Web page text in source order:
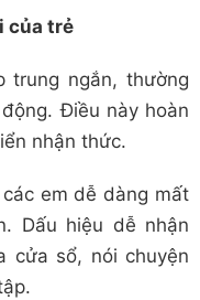
của trẻ
trung ngắn, thường
Điều này hoàn
nhận thức.
em dễ dàng mất
Dấu hiệu dễ nhận
cửa sổ, nói chuyện